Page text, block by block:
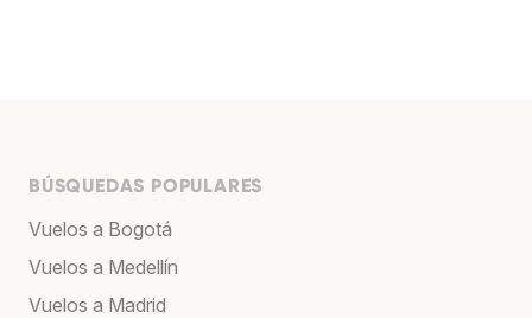
BÚSQUEDAS POPULARES
Vuelos a Bogotá
Vuelos a Medellín
Vuelos a Madrid